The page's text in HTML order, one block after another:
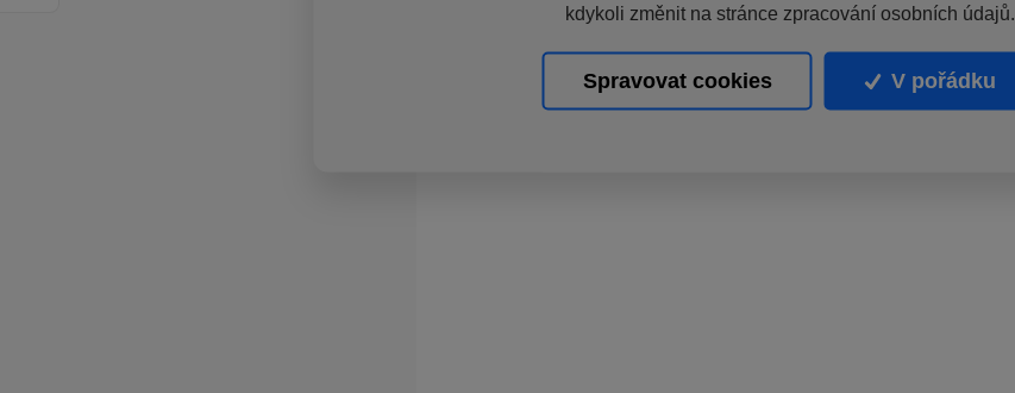
kdykoli změnit na stránce zpracování osobních údajů.
Spravovat cookies V pořádku